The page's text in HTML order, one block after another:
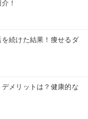
！
続けた結果！痩せるダ
メリットは？健康的な